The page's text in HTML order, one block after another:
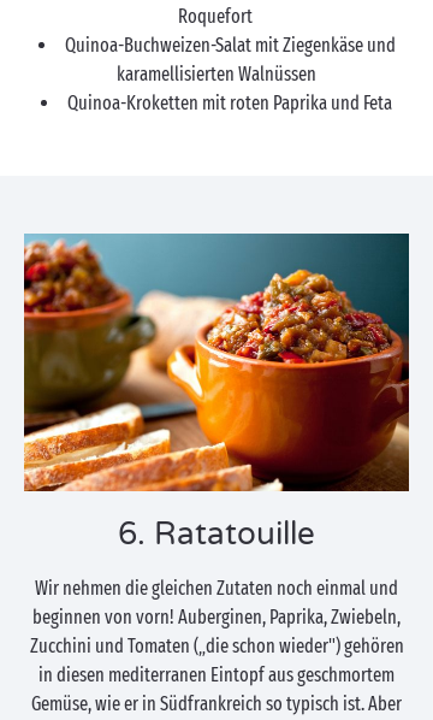
Roquefort
Quinoa-Buchweizen-Salat mit Ziegenkäse und
karamellisierten Walnüssen
Quinoa-Kroketten mit roten Paprika und Feta
6. Ratatouille
Wir nehmen die gleichen Zutaten noch einmal und
beginnen von vorn! Auberginen, Paprika, Zwiebeln,
Zucchini und Tomaten („die schon wieder") gehören
in diesen mediterranen Eintopf aus geschmortem
Gemüse, wie er in Südfrankreich so typisch ist. Aber